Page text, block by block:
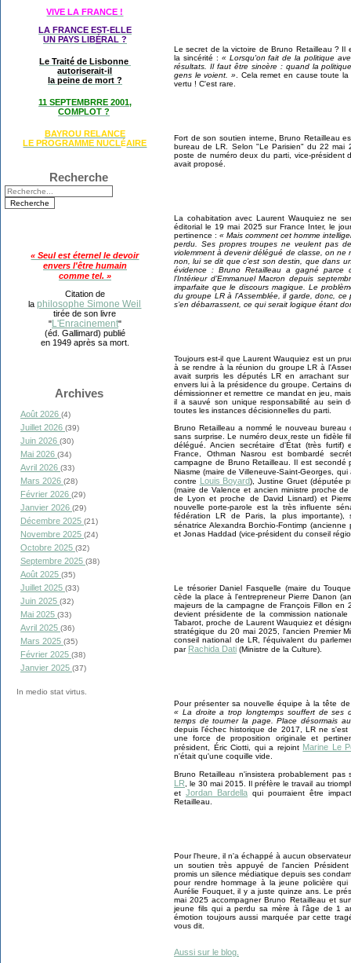
VIVE LA FRANCE !
LA FRANCE EST-ELLE
UN PAYS LIBÉRAL ?
Le Traité de Lisbonne
autoriserait-il
la peine de mort ?
11 SEPTEMBRRE 2001,
COMPLOT ?
BAYROU RELANCE
LE PROGRAMME NUCLÉAIRE
Recherche
« Seul est éternel le devoir
envers l'être humain
comme tel. »
Citation de
laphilosophe Simone Weil
tirée de son livre
"L'Enracinement"
(éd. Gallimard) publié
en 1949 après sa mort.
Archives
Août 2026 (4)
Juillet 2026 (39)
Juin 2026 (30)
Mai 2026 (34)
Avril 2026 (33)
Mars 2026 (28)
Février 2026 (29)
Janvier 2026 (29)
Décembre 2025 (21)
Novembre 2025 (24)
Octobre 2025 (32)
Septembre 2025 (38)
Août 2025 (35)
Juillet 2025 (33)
Juin 2025 (32)
Mai 2025 (33)
Avril 2025 (36)
Mars 2025 (35)
Février 2025 (38)
Janvier 2025 (37)
In medio stat virtus.
Le secret de la victoire de Bruno Retailleau ?
la sincérité : « Lorsqu'on fait de la politique
résultats. Il faut être sincère : quand la
gens le voient. » . Cela remet en cause toute
vertu ! C'est rare.
Fort de son soutien interne, Bruno Retailleau
bureau de LR. Selon "Le Parisien" du 22 mai
poste de numéro deux du parti, vice-président
avait proposé.
La cohabitation avec Laurent Wauquiez ne
éditorial le 19 mai 2025 sur France Inter, le
pertinence : « Mais comment cet homme
perdu. Ses propres troupes ne veulent pas
violemment à devenir délégué de classe, on ne
non, lui se dit que c’est son destin, que dans
évidence : Bruno Retailleau a gagné parce
l’Intérieur d’Emmanuel Macron depuis
imparfaite que le discours magique. Le
du groupe LR à l’Assemblée, il garde, donc,
s’en débarrassent, ce qui serait logique étant
Toujours est-il que Laurent Wauquiez est un
à se rendre à la réunion du groupe LR à
avait surpris les députés LR en arrachant
envers lui à la présidence du groupe. Certains
démissionner et remettre ce mandat en jeu,
il a sauvé son unique responsabilité au sein
toutes les instances décisionnelles du parti.
Bruno Retailleau a nommé le nouveau
sans surprise. Le numéro deux reste un fidèle
délégué. Ancien secrétaire d'État (très furtif)
France, Othman Nasrou est bombardé
campagne de Bruno Retailleau. Il est secondé
Niasme (maire de Villeneuve-Saint-Georges,
contre Louis Boyard), Justine Gruet (députée
(maire de Valence et ancien ministre proche
de Lyon et proche de David Lisnard) et
nouvelle porte-parole est la très influente
fédération LR de Paris, la plus importante),
sénatrice Alexandra Borchio-Fontimp
et Jonas Haddad (vice-président du conseil
Le trésorier Daniel Fasquelle (maire du
cède la place à l'entrepreneur Pierre Danon
majeurs de la campagne de François Fillon en
devient présidente de la commission
Tabarot, proche de Laurent Wauquiez et
stratégique du 20 mai 2025, l'ancien Premier
conseil national de LR, l'équivalent du
par Rachida Dati (Ministre de la Culture).
Pour présenter sa nouvelle équipe à la tête
« La droite a trop longtemps souffert de ses
temps de tourner la page. Place désormais
depuis l'échec historique de 2017, LR ne
une force de proposition originale et
président, Éric Ciotti, qui a rejoint Marine Le
n'était qu'une coquille vide.
Bruno Retailleau n'insistera probablement
LR , le 30 mai 2015. Il préfère le travail au
et Jordan Bardella qui pourraient être
Retailleau.
Pour l'heure, il n'a échappé à aucun
un soutien très appuyé de l'ancien
promis un silence médiatique depuis ses
pour rendre hommage à la jeune policière
Aurélie Fouquet, il y a juste quinze ans. Le
mai 2025 accompagner Bruno Retailleau et
jeune fils qui a perdu sa mère à l'âge de 1
émotion toujours aussi marquée par cette
vous dit.
Aussi sur le blog.